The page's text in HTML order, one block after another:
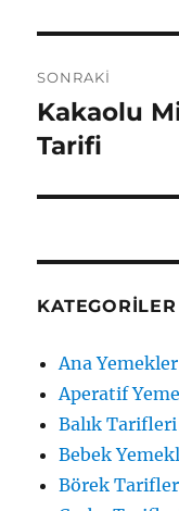
SONRAKI
Sonraki
yazı:
Kakaolu
Tarifi
KATEGORILER
Ana Yemekler
Aperatif
Balık Tarifleri
Bebek
Börek